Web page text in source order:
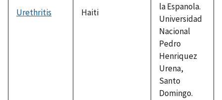
Urethritis Haiti
la Espanola.
Universidad
Nacional
Pedro
Henriquez
Urena,
Santo
Domingo.